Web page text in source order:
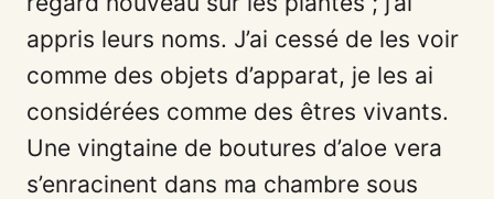
appris leurs noms. J’ai cessé de les voir
comme des objets d’apparat, je les ai
considérées comme des êtres vivants.
Une vingtaine de boutures d’aloe vera
s’enracinent dans ma chambre sous